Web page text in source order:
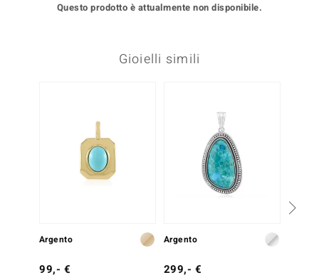
by de Melo
Questo prodotto è attualmente non disponibile.
Gioielli simili
Argento
99,- €
Argento
299,- €